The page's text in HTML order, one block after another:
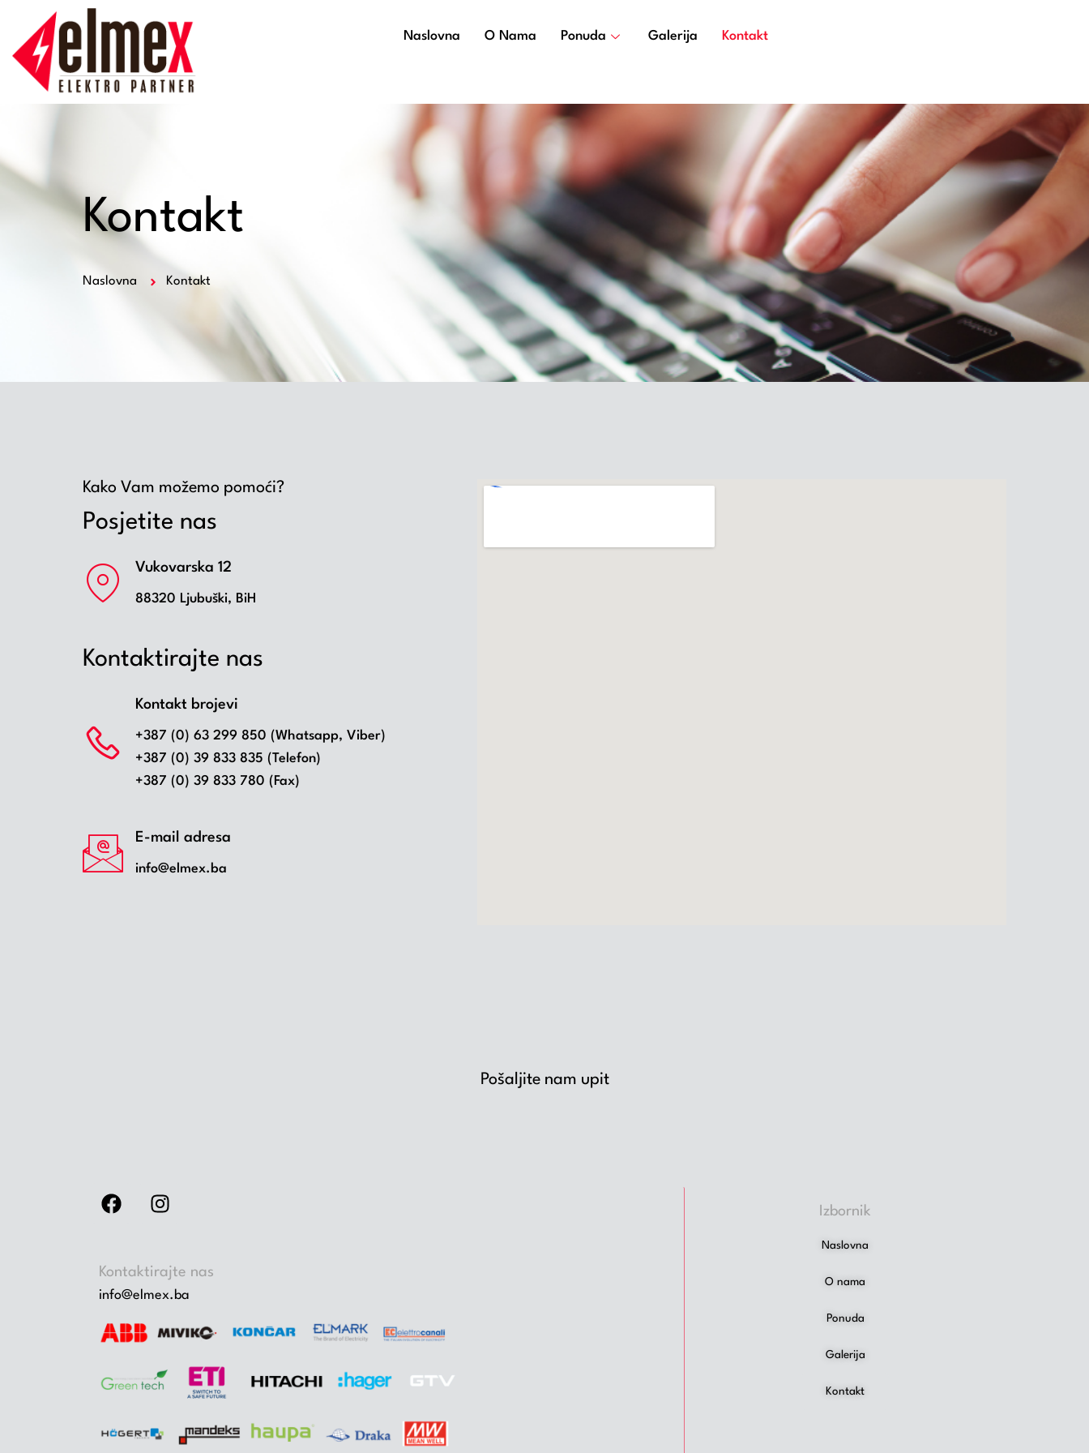
Naslovna O Nama Ponuda Galerija Kontakt
Kontakt
Naslovna Kontakt
Kako Vam možemo pomoći?
Posjetite nas
Vukovarska 12
88320 Ljubuški, BiH
Kontaktirajte nas
Kontakt brojevi
+387 (0) 63 299 850 (Whatsapp, Viber)
+387 (0) 39 833 835 (Telefon)
+387 (0) 39 833 780 (Fax)
E-mail adresa
info@elmex.ba
Pošaljite nam upit
Kontaktirajte nas
info@elmex.ba
Izbornik
Naslovna
O nama
Ponuda
Galerija
Kontakt